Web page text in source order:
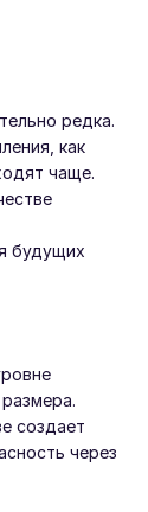
редка.
как
чаще.
будущих
создает
через